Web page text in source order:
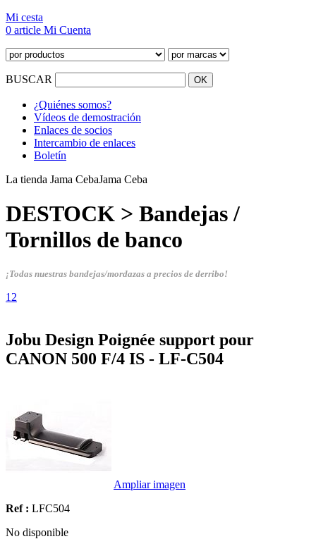
Mi cesta
0 article Mi Cuenta
BUSCAR
¿Quiénes somos?
Vídeos de demostración
Enlaces de socios
Intercambio de enlaces
Boletín
La tienda Jama CebaJama Ceba
DESTOCK > Bandejas /
Tornillos de banco
¡Todas nuestras bandejas/mordazas a precios de derribo!
1 2
Jobu Design Poignée support pour
CANON 500 F/4 IS - LF-C504
Ampliar imagen
Ref : LFC504
No disponible